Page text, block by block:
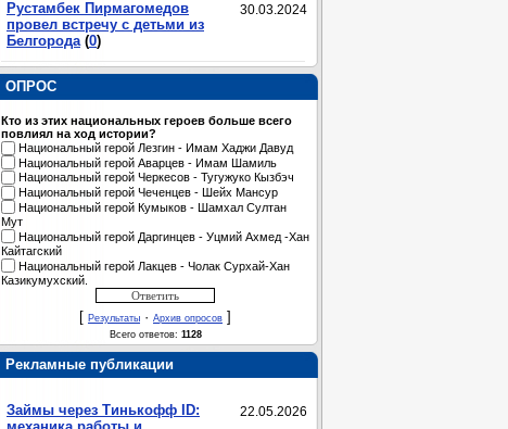
30.03.2024
Рустамбек Пирмагомедов
провел встречу с детьми из
Белгорода (0)
ОПРОС
Кто из этих национальных героев больше всего
повлиял на ход истории?
Национальный герой Лезгин - Имам Хаджи Давуд
Национальный герой Аварцев - Имам Шамиль
Национальный герой Черкесов - Тугужуко Кызбэч
Национальный герой Чеченцев - Шейх Мансур
Национальный герой Кумыков - Шамхал Султан
Мут
Национальный герой Даргинцев - Уцмий Ахмед -Хан
Кайтагский
Национальный герой Лакцев - Чолак Сурхай-Хан
Казикумухский.
[ Результаты · Архив опросов ]
Всего ответов: 1128
Рекламные публикации
22.05.2026
Займы через Тинькофф ID: